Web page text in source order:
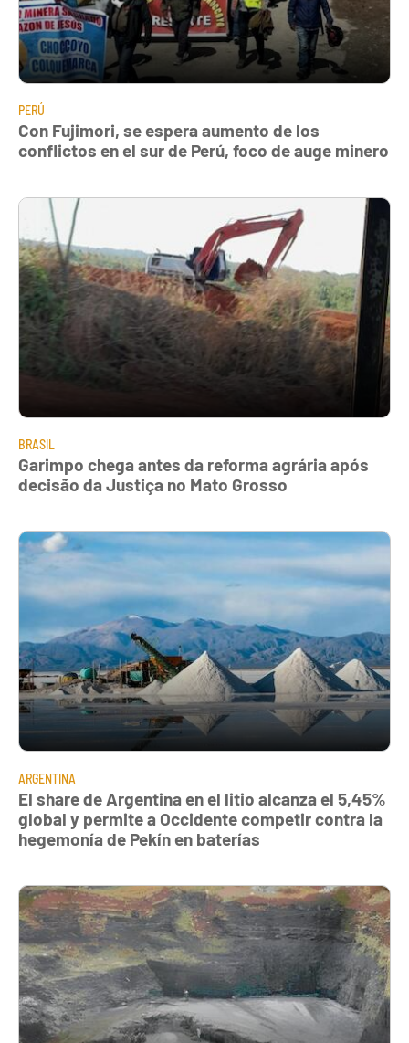
PERÚ
Con Fujimori, se espera aumento de los
conflictos en el sur de Perú, foco de auge minero
BRASIL
Garimpo chega antes da reforma agrária após
decisão da Justiça no Mato Grosso
ARGENTINA
El share de Argentina en el litio alcanza el 5,45%
global y permite a Occidente competir contra la
hegemonía de Pekín en baterías